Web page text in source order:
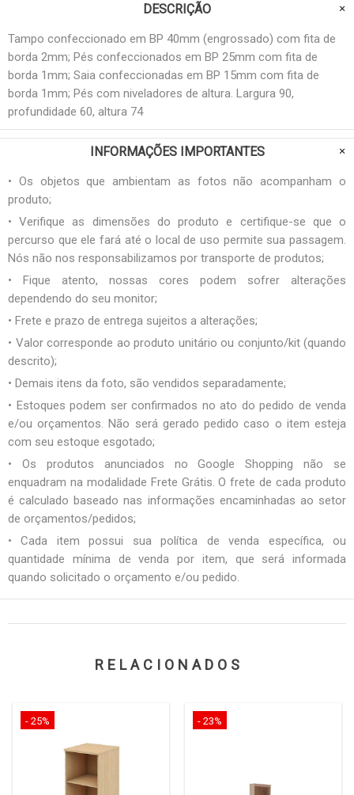
DESCRIÇÃO
Tampo confeccionado em BP 40mm (engrossado) com fita de
borda 2mm; Pés confeccionados em BP 25mm com fita de
borda 1mm; Saia confeccionadas em BP 15mm com fita de
borda 1mm; Pés com niveladores de altura. Largura 90,
profundidade 60, altura 74
INFORMAÇÕES IMPORTANTES
• Os objetos que ambientam as fotos não acompanham o
produto;
• Verifique as dimensões do produto e certifique-se que o
percurso que ele fará até o local de uso permite sua passagem.
Nós não nos responsabilizamos por transporte de produtos;
• Fique atento, nossas cores podem sofrer alterações
dependendo do seu monitor;
• Frete e prazo de entrega sujeitos a alterações;
• Valor corresponde ao produto unitário ou conjunto/kit (quando
descrito);
• Demais itens da foto, são vendidos separadamente;
• Estoques podem ser confirmados no ato do pedido de venda
e/ou orçamentos. Não será gerado pedido caso o item esteja
com seu estoque esgotado;
• Os produtos anunciados no Google Shopping não se
enquadram na modalidade Frete Grátis. O frete de cada produto
é calculado baseado nas informações encaminhadas ao setor
de orçamentos/pedidos;
• Cada item possui sua política de venda específica, ou
quantidade mínima de venda por item, que será informada
quando solicitado o orçamento e/ou pedido.
RELACIONADOS
- 25% - 23%